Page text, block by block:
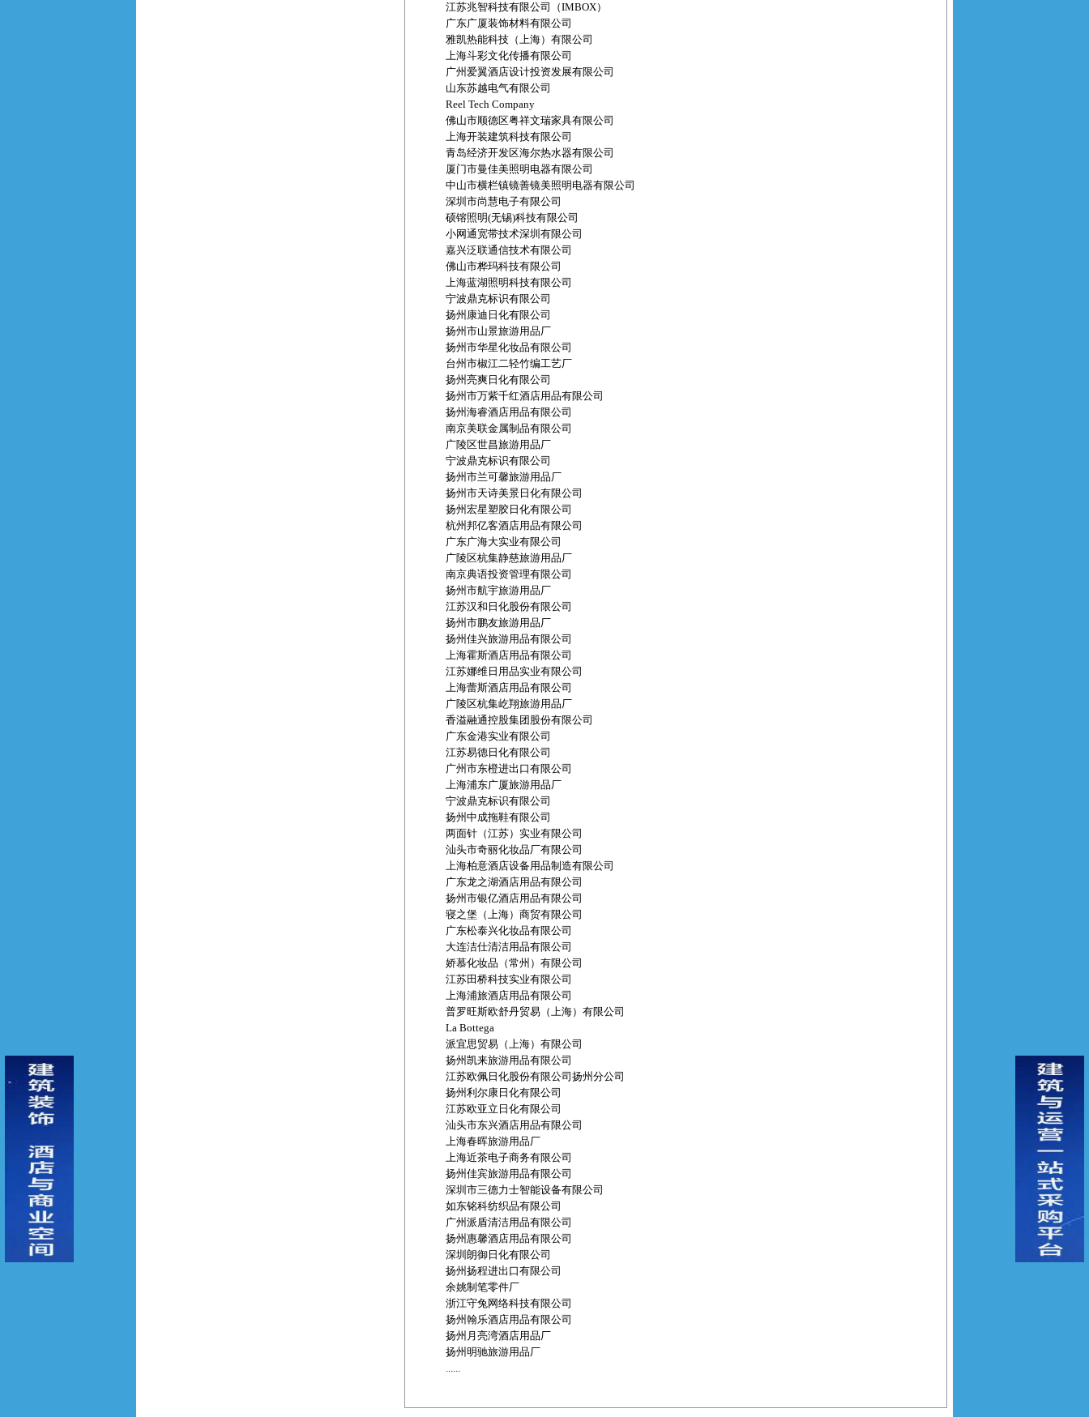
江苏兆智科技有限公司（IMBOX）
广东广厦装饰材料有限公司
雅凯热能科技（上海）有限公司
上海斗彩文化传播有限公司
广州爱翼酒店设计投资发展有限公司
山东苏越电气有限公司
Reel Tech Company
佛山市顺德区粤祥文瑞家具有限公司
上海开装建筑科技有限公司
青岛经济开发区海尔热水器有限公司
厦门市曼佳美照明电器有限公司
中山市横栏镇镜善镜美照明电器有限公司
深圳市尚慧电子有限公司
硕镕照明(无锡)科技有限公司
小网通宽带技术深圳有限公司
嘉兴泛联通信技术有限公司
佛山市桦玛科技有限公司
上海蓝湖照明科技有限公司
宁波鼎克标识有限公司
扬州康迪日化有限公司
扬州市山景旅游用品厂
扬州市华星化妆品有限公司
台州市椒江二轻竹编工艺厂
扬州亮爽日化有限公司
扬州市万紫千红酒店用品有限公司
扬州海睿酒店用品有限公司
南京美联金属制品有限公司
广陵区世昌旅游用品厂
宁波鼎克标识有限公司
扬州市兰可馨旅游用品厂
扬州市天诗美景日化有限公司
扬州宏星塑胶日化有限公司
杭州邦亿客酒店用品有限公司
广东广海大实业有限公司
广陵区杭集静慈旅游用品厂
南京典语投资管理有限公司
扬州市航宇旅游用品厂
江苏汉和日化股份有限公司
扬州市鹏友旅游用品厂
扬州佳兴旅游用品有限公司
上海霍斯酒店用品有限公司
江苏娜维日用品实业有限公司
上海蕾斯酒店用品有限公司
广陵区杭集屹翔旅游用品厂
香溢融通控股集团股份有限公司
广东金港实业有限公司
江苏易德日化有限公司
广州市东橙进出口有限公司
上海浦东广厦旅游用品厂
宁波鼎克标识有限公司
扬州中成拖鞋有限公司
两面针（江苏）实业有限公司
汕头市奇丽化妆品厂有限公司
上海柏意酒店设备用品制造有限公司
广东龙之湖酒店用品有限公司
扬州市银亿酒店用品有限公司
寝之堡（上海）商贸有限公司
广东松泰兴化妆品有限公司
大连洁仕清洁用品有限公司
娇慕化妆品（常州）有限公司
江苏田桥科技实业有限公司
上海浦旅酒店用品有限公司
普罗旺斯欧舒丹贸易（上海）有限公司
La Bottega
派宜思贸易（上海）有限公司
扬州凯来旅游用品有限公司
江苏欧佩日化股份有限公司扬州分公司
扬州利尔康日化有限公司
江苏欧亚立日化有限公司
汕头市东兴酒店用品有限公司
上海春晖旅游用品厂
上海近茶电子商务有限公司
扬州佳宾旅游用品有限公司
深圳市三德力士智能设备有限公司
如东铭科纺织品有限公司
广州派盾清洁用品有限公司
扬州惠馨酒店用品有限公司
深圳朗御日化有限公司
扬州扬程进出口有限公司
余姚制笔零件厂
浙江守兔网络科技有限公司
扬州翰乐酒店用品有限公司
扬州月亮湾酒店用品厂
扬州明驰旅游用品厂
......